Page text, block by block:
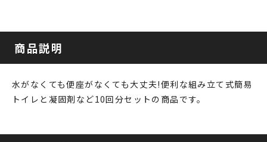
商品説明
水がなくても便座がなくても大丈夫!便利な組み立て式簡易
トイレと凝固剤など10回分セットの商品です。